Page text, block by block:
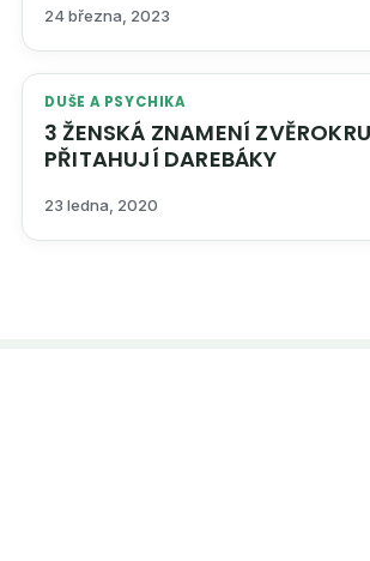
24 března, 2023
DUŠE A PSYCHIKA
3 ŽENSKÁ ZNAMENÍ ZVĚROKRUHU, KTERÁ
PŘITAHUJÍ DAREBÁKY
23 ledna, 2020